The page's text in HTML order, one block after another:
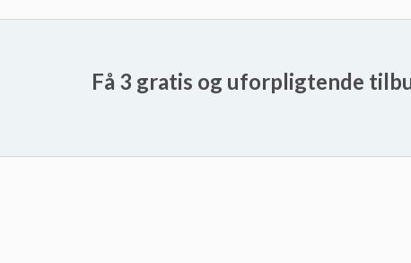
Få 3 gratis og uforpligtende